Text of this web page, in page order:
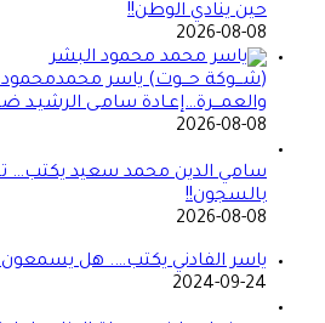
حين ينادي الوطن!!
2026-08-08
(شـــوكة حـــوت) ياسر محمدمحمود
والعمـــرة…إعـادة سامـى الرشيـد
2026-08-08
سامي الدين محمد سعيد يكتب…
بالسجون!!
2026-08-08
ياسر الفادني يكتب…. هل
2024-09-24